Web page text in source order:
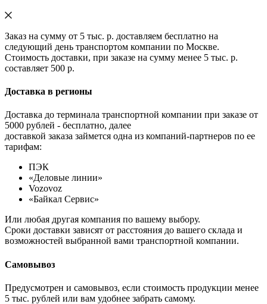
Заказ на сумму от 5 тыс. р. доставляем бесплатно на
следующий день транспортом компании по Москве.
Стоимость доставки, при заказе на сумму менее 5 тыс. р.
составляет 500 р.
Доставка в регионы
Доставка до терминала транспортной компании при заказе от
5000 рублей - бесплатно, далее
доставкой заказа займется одна из компаний-партнеров по ее
тарифам:
ПЭК
«Деловые линии»
Vozovoz
«Байкал Сервис»
Или любая другая компания по вашему выбору.
Сроки доставки зависят от расстояния до вашего склада и
возможностей выбранной вами транспортной компании.
Самовывоз
Предусмотрен и самовывоз, если стоимость продукции менее
5 тыс. рублей или вам удобнее забрать самому.